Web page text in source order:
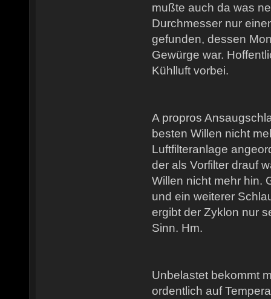
mußte auch da was
Durchmesser nur
gefunden, dessen
Gewürge war.
Kühlluft vorbei.
A propros
besten Willen nicht
Luftfilteranlage
der als Vorfilter drauf
Willen nicht mehr hin.
und ein weiterer
ergibt der Zyklon nur
Sinn. Hm.
Unbelastet bekommt
ordentlich auf